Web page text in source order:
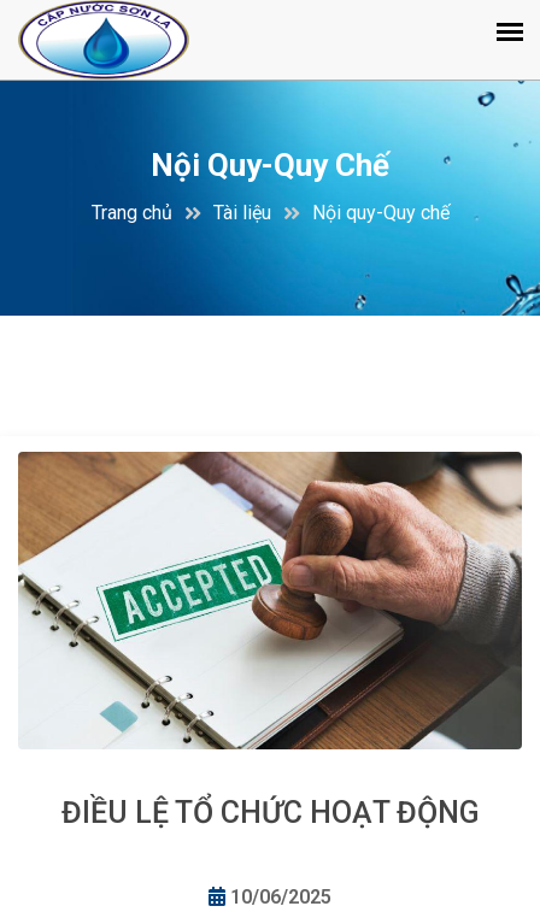
Nội Quy-Quy Chế
Trang chủ Tài liệu Nội quy-Quy chế
ĐIỀU LỆ TỔ CHỨC HOẠT ĐỘNG
10/06/2025